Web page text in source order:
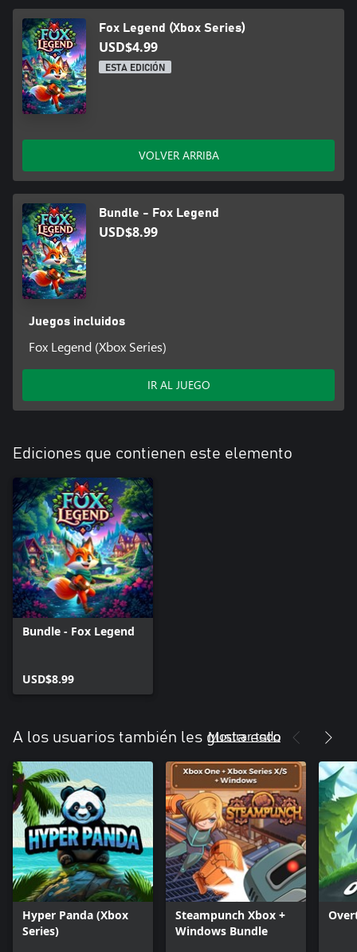
Fox Legend (Xbox Series)
USD$4.99
ESTA EDICIÓN
VOLVER ARRIBA
Bundle - Fox Legend
USD$8.99
Juegos incluidos
Fox Legend (Xbox Series)
IR AL JUEGO
Ediciones que contienen este elemento
Bundle - Fox Legend
USD$8.99
A los usuarios también les gusta esto
Mostrar todo
Hyper Panda (Xbox
Series)
Steampunch Xbox +
Windows Bundle